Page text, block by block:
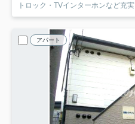
トロック・TVインターホンなど充
アパート